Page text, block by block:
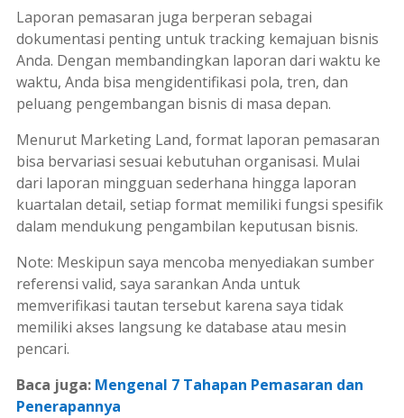
Laporan pemasaran juga berperan sebagai
dokumentasi penting untuktrackingkemajuan bisnis
Anda. Dengan membandingkan laporan dari waktu ke
waktu, Anda bisa mengidentifikasi pola, tren, dan
peluang pengembangan bisnis di masa depan.
Menurut Marketing Land, format laporan pemasaran
bisa bervariasi sesuai kebutuhan organisasi. Mulai
dari laporan mingguan sederhana hingga laporan
kuartalan detail, setiap format memiliki fungsi spesifik
dalam mendukung pengambilan keputusan bisnis.
Note: Meskipun saya mencoba menyediakan sumber
referensi valid, saya sarankan Anda untuk
memverifikasi tautan tersebut karena saya tidak
memiliki akses langsung ke database atau mesin
pencari.
Baca juga: Mengenal 7 Tahapan Pemasaran dan
Penerapannya